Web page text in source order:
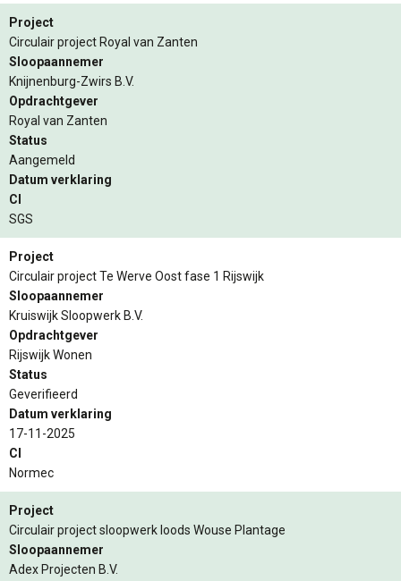
Project
Circulair project Royal van Zanten
Sloopaannemer
Knijnenburg-Zwirs B.V.
Opdrachtgever
Royal van Zanten
Status
Aangemeld
Datum verklaring
CI
SGS
Project
Circulair project Te Werve Oost fase 1 Rijswijk
Sloopaannemer
Kruiswijk Sloopwerk B.V.
Opdrachtgever
Rijswijk Wonen
Status
Geverifieerd
Datum verklaring
17-11-2025
CI
Normec
Project
Circulair project sloopwerk loods Wouse Plantage
Sloopaannemer
Adex Projecten B.V.